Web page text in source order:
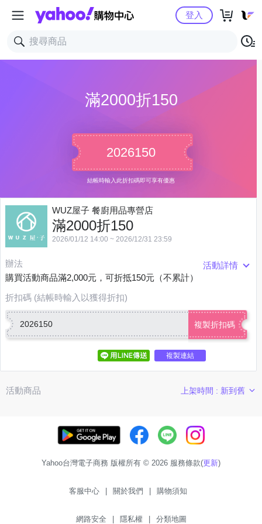
Yahoo購物中心
登入
滿2000折150
2026150
結帳時輸入此折扣碼即可享有優惠
WUZ屋子 餐廚用品專營店
滿2000折150
2026/01/12 14:00 ~ 2026/12/31 23:59
辦法
購買活動商品滿2,000元，可折抵150元（不累計）
活動詳情
折扣碼 (結帳時輸入以獲得折扣)
2026150 複製折扣碼
複製連結
活動商品 上架時間 : 新到舊
Yahoo台灣電子商務 版權所有 © 2026 服務條款(更新)
客服中心 | 關於我們 | 購物須知
網路安全 | 隱私權 | 分類地圖